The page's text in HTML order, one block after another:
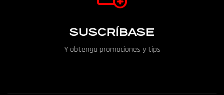
SUSCRÍBASE
Y obtenga promociones y tips